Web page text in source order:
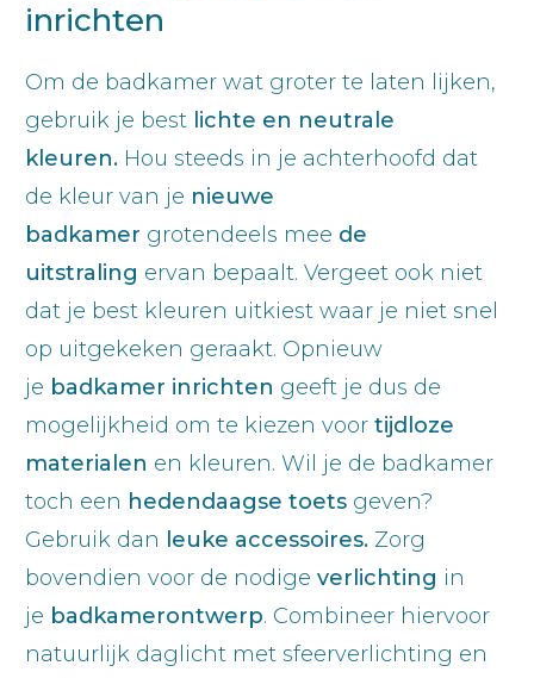
inrichten
Om de badkamer wat groter te laten lijken,
gebruik je best lichte en neutrale
kleuren. Hou steeds in je achterhoofd dat
de kleur van je nieuwe
badkamer grotendeels mee de
uitstraling ervan bepaalt. Vergeet ook niet
dat je best kleuren uitkiest waar je niet snel
op uitgekeken geraakt. Opnieuw
je badkamer inrichten geeft je dus de
mogelijkheid om te kiezen voor tijdloze
materialen en kleuren. Wil je de badkamer
toch een hedendaagse toets geven?
Gebruik dan leuke accessoires. Zorg
bovendien voor de nodige verlichting in
je badkamerontwerp. Combineer hiervoor
natuurlijk daglicht met sfeerverlichting en